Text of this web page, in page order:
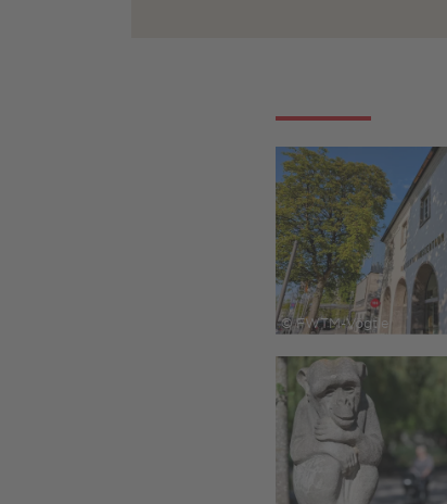
© FWTM-Vögtle